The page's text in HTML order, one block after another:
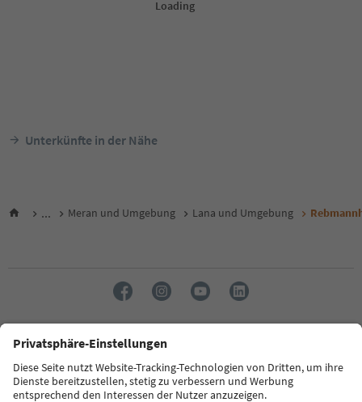
Unterkünfte in der Nähe
... Meran und Umgebung Lana und Umgebung
Sprache: Deutsch
FAQ Kontakt Presse MICE Datenschutzerklärung